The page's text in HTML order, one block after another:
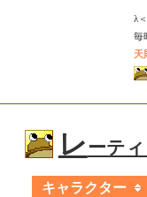
λ
毎
天
レ ーテ
キャラクター